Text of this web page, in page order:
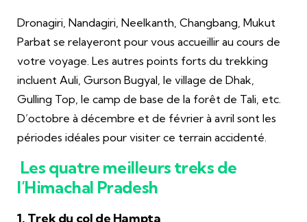
Dronagiri, Nandagiri, Neelkanth, Changbang, Mukut
Parbat se relayeront pour vous accueillir au cours de
votre voyage. Les autres points forts du trekking
incluent Auli, Gurson Bugyal, le village de Dhak,
Gulling Top, le camp de base de la forêt de Tali, etc.
D’octobre à décembre et de février à avril sont les
périodes idéales pour visiter ce terrain accidenté.
Les quatre meilleurs treks de
l’Himachal Pradesh
1. Trek du col de Hampta